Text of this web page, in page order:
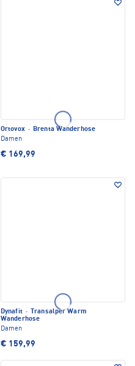
Ortovox · Brenta Wanderhose
Damen
€ 169,99
Dynafit ·
Transalper Warm
Wanderhose
Damen
€ 159,99